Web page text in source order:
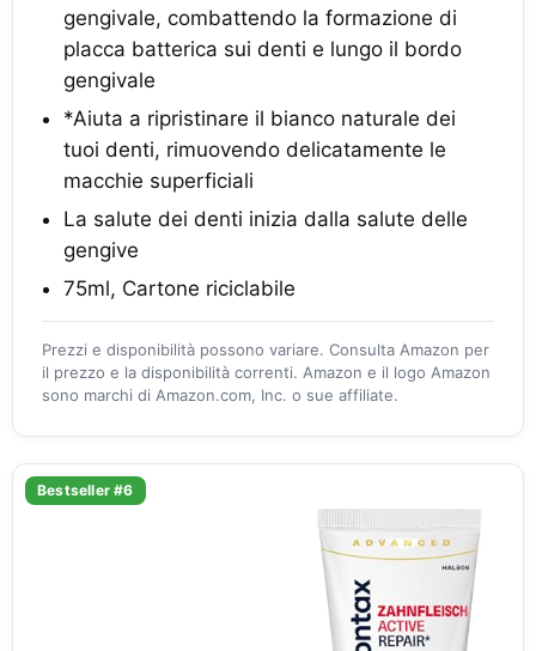
gengivale, combattendo la formazione di
placca batterica sui denti e lungo il bordo
gengivale
*Aiuta a ripristinare il bianco naturale dei
tuoi denti, rimuovendo delicatamente le
macchie superficiali
La salute dei denti inizia dalla salute delle
gengive
75ml, Cartone riciclabile
Prezzi e disponibilità possono variare. Consulta Amazon per
il prezzo e la disponibilità correnti. Amazon e il logo Amazon
sono marchi di Amazon.com, Inc. o sue affiliate.
Bestseller #6